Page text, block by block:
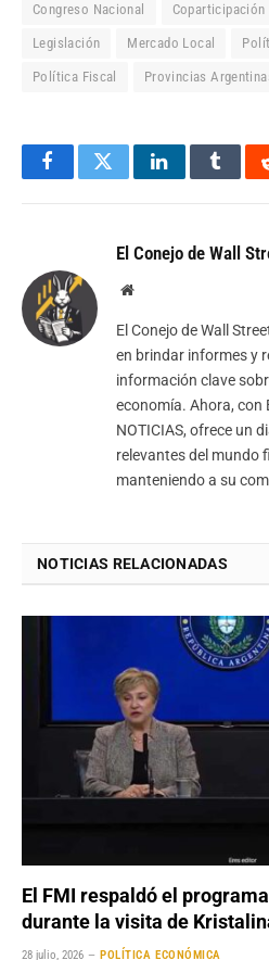
Congreso Nacional Coparticipación
Legislación Mercado Local
Política Fiscal Provincias
FacebookTwitterLinkedIn
El Conejo de Wall
Website
El Conejo de Wall
en brindar informes y
información clave
economía. Ahora, con
NOTICIAS, ofrece un
relevantes del mundo
manteniendo a su
NOTICIAS RELACIONADAS
El FMI respaldó el
durante la visita de
28 julio, 2026 POLÍTICA ECONÓMICA